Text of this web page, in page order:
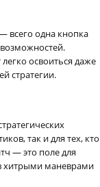
всего одна кнопка
освоиться даже
стратегии.
так и для тех, кто
— это поле для
хитрыми маневрами